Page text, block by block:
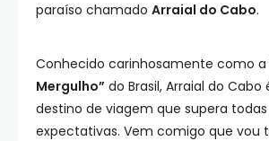
paraíso chamado Arraial do Cabo.
Conhecido carinhosamente como a
Mergulho” do Brasil, Arraial do Cabo
destino de viagem que supera todas
expectativas. Vem comigo que vou